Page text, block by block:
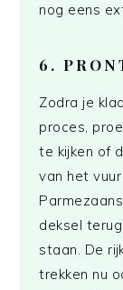
nog eens
6.
Zodra je
proces,
te kijken of
van het
deksel
staan. De
trekken nu